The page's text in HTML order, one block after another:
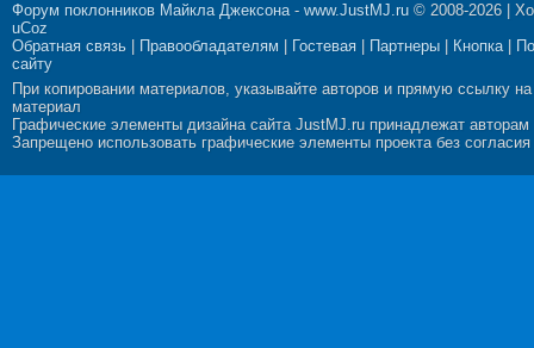
Форум поклонников Майкла Джексона- www.JustMJ.ru © 2008-2026 |
uCoz
Обратная связь
Правообладателям Гостевая Партнеры Кнопка|
сайту
При копировании материалов, указывайте авторов и прямую ссылку на
материал
Графические элементы дизайна сайта JustMJ.ru принадлежат авторам
Запрещено использовать графические элементы проекта без согласия